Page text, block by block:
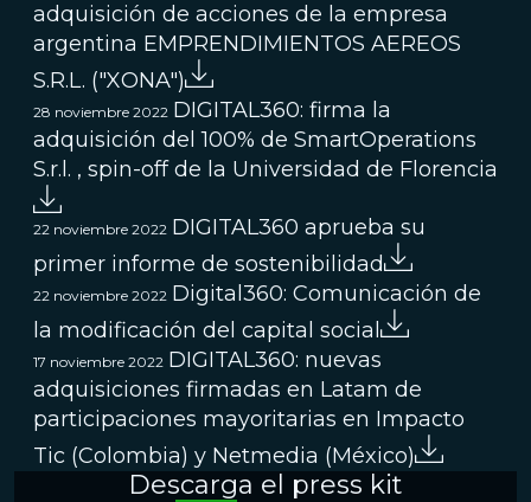
adquisición de acciones de la empresa
argentina EMPRENDIMIENTOS AEREOS
S.R.L. ("XONA")
28 noviembre 2022 DIGITAL360: firma la
adquisición del 100% de SmartOperations
S.r.l. , spin-off de la Universidad de Florencia
22 noviembre 2022 DIGITAL360 aprueba su
primer informe de sostenibilidad
22 noviembre 2022 Digital360: Comunicación de
la modificación del capital social
17 noviembre 2022 DIGITAL360: nuevas
adquisiciones firmadas en Latam de
participaciones mayoritarias en Impacto
Tic (Colombia) y Netmedia (México)
Descarga el press kit